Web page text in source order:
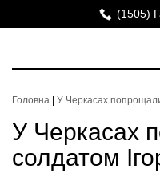
(1505)
Головна У Черкасах
У Черкасах
солдатом